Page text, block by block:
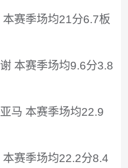
赛季场均21分6.7板
本赛季场均9.6分3.8
马 本赛季场均22.9
赛季场均22.2分8.4